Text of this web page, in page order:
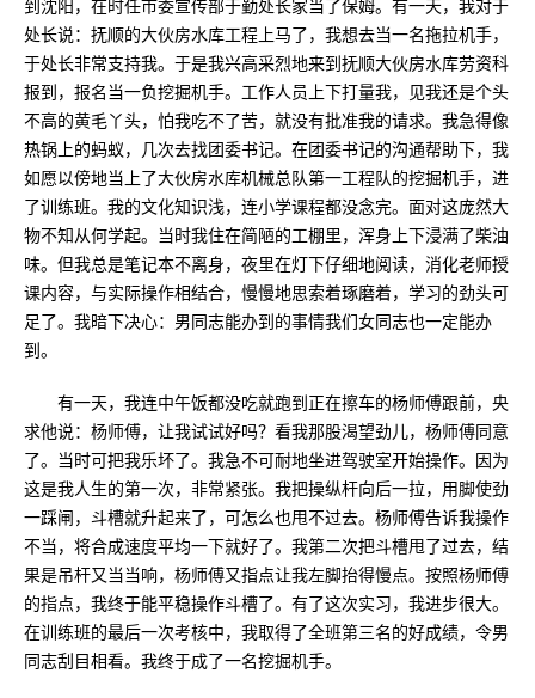
到沈阳，在时任市委宣传部于勤处长家当了保姆。有一天，我对于
处长说：抚顺的大伙房水库工程上马了，我想去当一名拖拉机手，
于处长非常支持我。于是我兴高采烈地来到抚顺大伙房水库劳资科
报到，报名当一负挖掘机手。工作人员上下打量我，见我还是个头
不高的黄毛丫头，怕我吃不了苦，就没有批准我的请求。我急得像
热锅上的蚂蚁，几次去找团委书记。在团委书记的沟通帮助下，我
如愿以傍地当上了大伙房水库机械总队第一工程队的挖掘机手，进
了训练班。我的文化知识浅，连小学课程都没念完。面对这庞然大
物不知从何学起。当时我住在简陋的工棚里，浑身上下浸满了柴油
味。但我总是笔记本不离身，夜里在灯下仔细地阅读，消化老师授
课内容，与实际操作相结合，慢慢地思索着琢磨着，学习的劲头可
足了。我暗下决心：男同志能办到的事情我们女同志也一定能办
到。
有一天，我连中午饭都没吃就跑到正在擦车的杨师傅跟前，央
求他说：杨师傅，让我试试好吗？看我那股渴望劲儿，杨师傅同意
了。当时可把我乐坏了。我急不可耐地坐进驾驶室开始操作。因为
这是我人生的第一次，非常紧张。我把操纵杆向后一拉，用脚使劲
一踩闸，斗槽就升起来了，可怎么也甩不过去。杨师傅告诉我操作
不当，将合成速度平均一下就好了。我第二次把斗槽甩了过去，结
果是吊杆又当当响，杨师傅又指点让我左脚抬得慢点。按照杨师傅
的指点，我终于能平稳操作斗槽了。有了这次实习，我进步很大。
在训练班的最后一次考核中，我取得了全班第三名的好成绩，令男
同志刮目相看。我终于成了一名挖掘机手。